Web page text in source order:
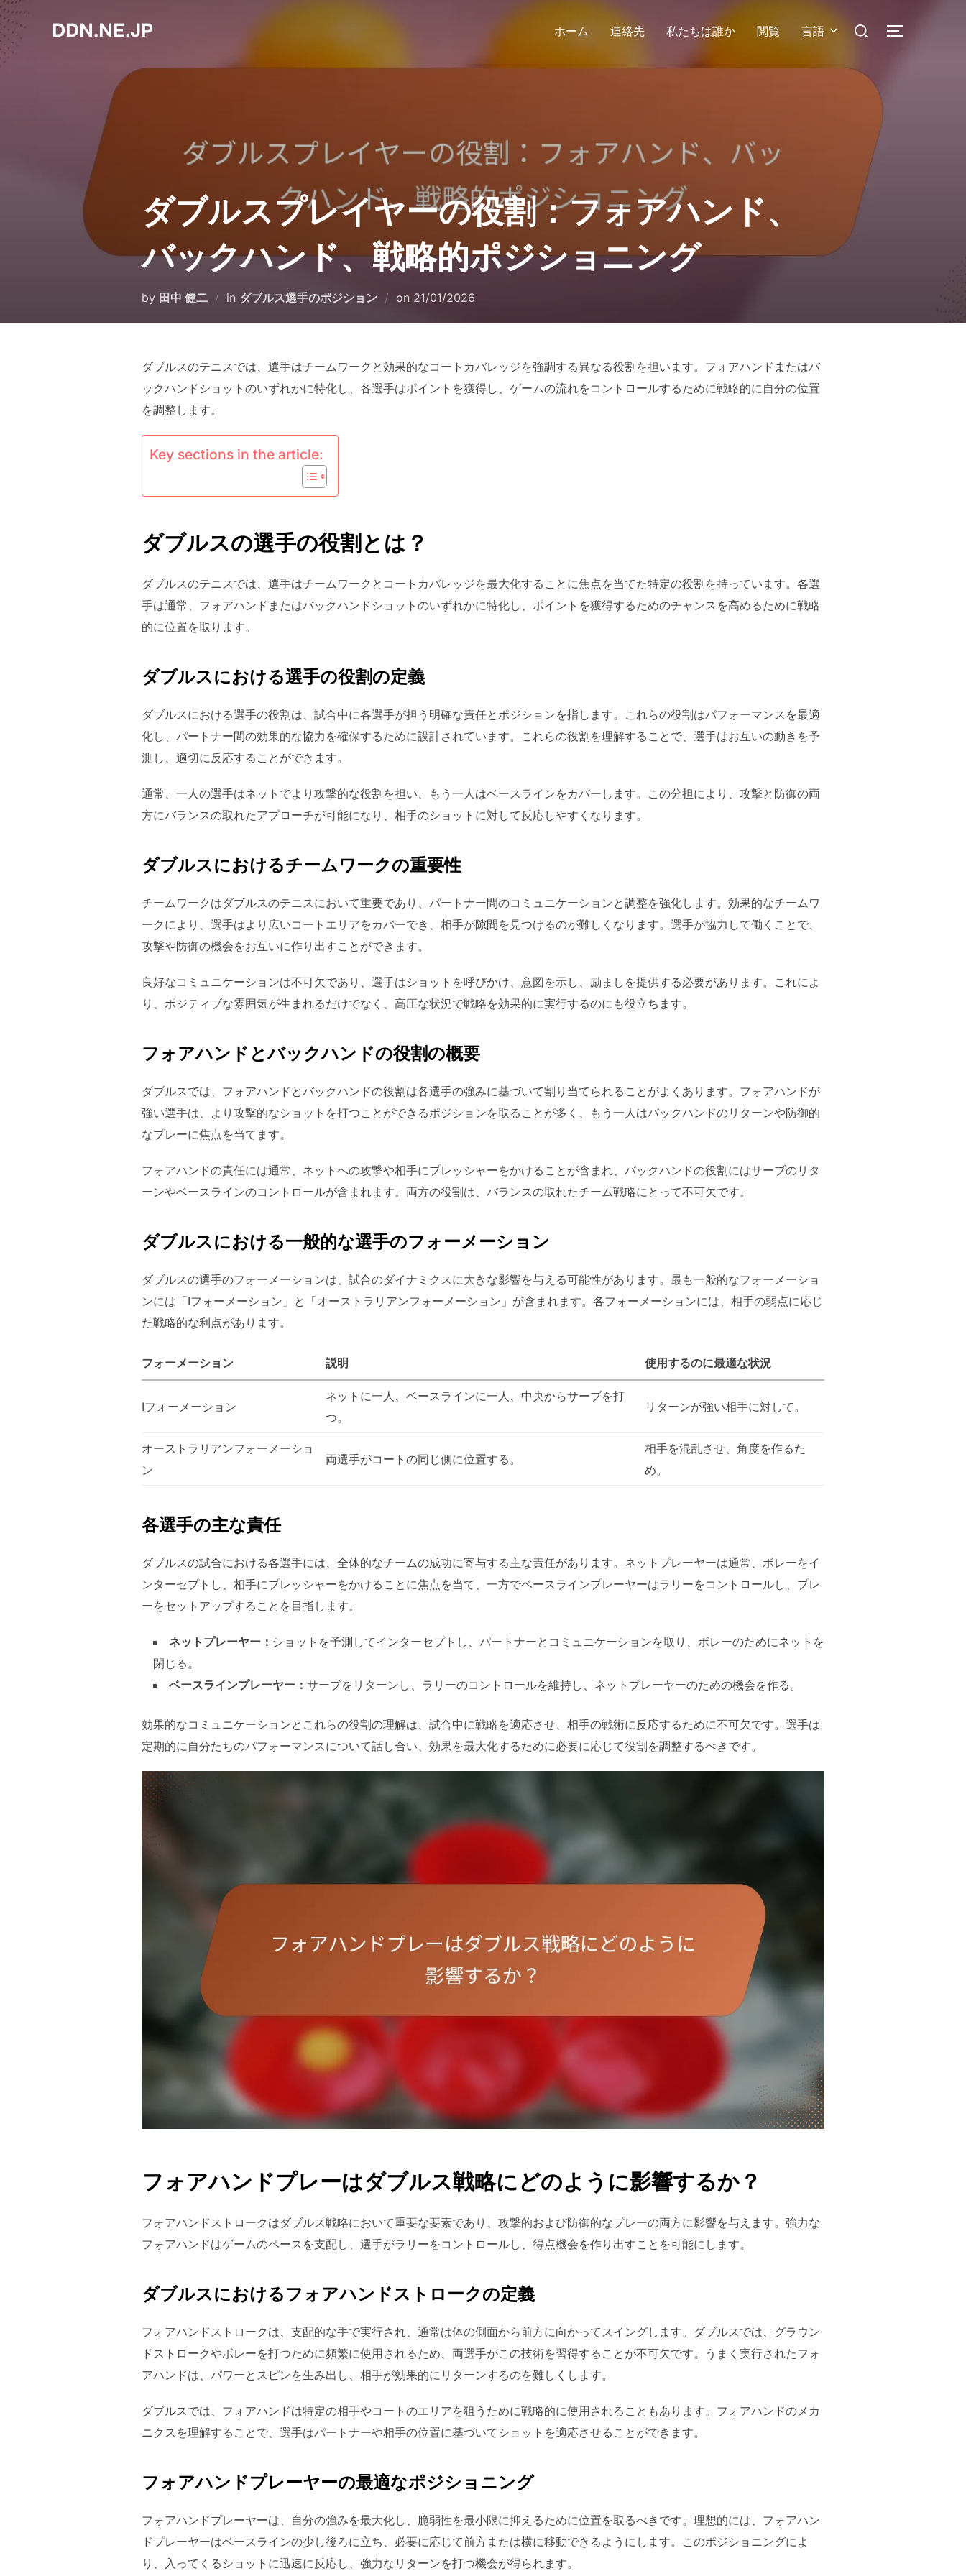
Skip
to
content
DDN.NE.JP ホーム 連絡先 私たちは誰か 閲覧 言語
Search
TOGGLE
ダブルスプレイヤーの役割：フォアハンド、
バックハンド、戦略的ポジショニング
by 田中 健二 in ダブルス選手のポジション on Posted
21/01/2026
ダブルスのテニスでは、選手はチームワークと効果的なコートカバレッジを強調する異なる役割を担います。フォアハンドまたはバ
ックハンドショットのいずれかに特化し、各選手はポイントを獲得し、ゲームの流れをコントロールするために戦略的に自分の位置
を調整します。
Key sections in the article:
ダブルスの選手の役割とは？
ダブルスのテニスでは、選手はチームワークとコートカバレッジを最大化することに焦点を当てた特定の役割を持っています。各選
手は通常、フォアハンドまたはバックハンドショットのいずれかに特化し、ポイントを獲得するためのチャンスを高めるために戦略
的に位置を取ります。
ダブルスにおける選手の役割の定義
ダブルスにおける選手の役割は、試合中に各選手が担う明確な責任とポジションを指します。これらの役割はパフォーマンスを最適
化し、パートナー間の効果的な協力を確保するために設計されています。これらの役割を理解することで、選手はお互いの動きを予
測し、適切に反応することができます。
通常、一人の選手はネットでより攻撃的な役割を担い、もう一人はベースラインをカバーします。この分担により、攻撃と防御の両
方にバランスの取れたアプローチが可能になり、相手のショットに対して反応しやすくなります。
ダブルスにおけるチームワークの重要性
チームワークはダブルスのテニスにおいて重要であり、パートナー間のコミュニケーションと調整を強化します。効果的なチームワ
ークにより、選手はより広いコートエリアをカバーでき、相手が隙間を見つけるのが難しくなります。選手が協力して働くことで、
攻撃や防御の機会をお互いに作り出すことができます。
良好なコミュニケーションは不可欠であり、選手はショットを呼びかけ、意図を示し、励ましを提供する必要があります。これによ
り、ポジティブな雰囲気が生まれるだけでなく、高圧な状況で戦略を効果的に実行するのにも役立ちます。
フォアハンドとバックハンドの役割の概要
ダブルスでは、フォアハンドとバックハンドの役割は各選手の強みに基づいて割り当てられることがよくあります。フォアハンドが
強い選手は、より攻撃的なショットを打つことができるポジションを取ることが多く、もう一人はバックハンドのリターンや防御的
なプレーに焦点を当てます。
フォアハンドの責任には通常、ネットへの攻撃や相手にプレッシャーをかけることが含まれ、バックハンドの役割にはサーブのリタ
ーンやベースラインのコントロールが含まれます。両方の役割は、バランスの取れたチーム戦略にとって不可欠です。
ダブルスにおける一般的な選手のフォーメーション
ダブルスの選手のフォーメーションは、試合のダイナミクスに大きな影響を与える可能性があります。最も一般的なフォーメーショ
ンには「Iフォーメーション」と「オーストラリアンフォーメーション」が含まれます。各フォーメーションには、相手の弱点に応じ
た戦略的な利点があります。
フォーメーション 説明 使用するのに最適な状況
Iフォーメーション
ネットに一人、ベースラインに一人、中央からサーブを打
つ。
リターンが強い相手に対して。
オーストラリアンフォーメーショ
ン
両選手がコートの同じ側に位置する。
相手を混乱させ、角度を作るた
め。
各選手の主な責任
ダブルスの試合における各選手には、全体的なチームの成功に寄与する主な責任があります。ネットプレーヤーは通常、ボレーをイ
ンターセプトし、相手にプレッシャーをかけることに焦点を当て、一方でベースラインプレーヤーはラリーをコントロールし、プレ
ーをセットアップすることを目指します。
ネットプレーヤー： ショットを予測してインターセプトし、パートナーとコミュニケーションを取り、ボレーのためにネットを
閉じる。
ベースラインプレーヤー： サーブをリターンし、ラリーのコントロールを維持し、ネットプレーヤーのための機会を作る。
効果的なコミュニケーションとこれらの役割の理解は、試合中に戦略を適応させ、相手の戦術に反応するために不可欠です。選手は
定期的に自分たちのパフォーマンスについて話し合い、効果を最大化するために必要に応じて役割を調整するべきです。
フォアハンドプレーはダブルス戦略にどのように影響するか？
フォアハンドストロークはダブルス戦略において重要な要素であり、攻撃的および防御的なプレーの両方に影響を与えます。強力な
フォアハンドはゲームのペースを支配し、選手がラリーをコントロールし、得点機会を作り出すことを可能にします。
ダブルスにおけるフォアハンドストロークの定義
フォアハンドストロークは、支配的な手で実行され、通常は体の側面から前方に向かってスイングします。ダブルスでは、グラウン
ドストロークやボレーを打つために頻繁に使用されるため、両選手がこの技術を習得することが不可欠です。うまく実行されたフォ
アハンドは、パワーとスピンを生み出し、相手が効果的にリターンするのを難しくします。
ダブルスでは、フォアハンドは特定の相手やコートのエリアを狙うために戦略的に使用されることもあります。フォアハンドのメカ
ニクスを理解することで、選手はパートナーや相手の位置に基づいてショットを適応させることができます。
フォアハンドプレーヤーの最適なポジショニング
フォアハンドプレーヤーは、自分の強みを最大化し、脆弱性を最小限に抑えるために位置を取るべきです。理想的には、フォアハン
ドプレーヤーはベースラインの少し後ろに立ち、必要に応じて前方または横に移動できるようにします。このポジショニングによ
り、入ってくるショットに迅速に反応し、強力なリターンを打つ機会が得られます。